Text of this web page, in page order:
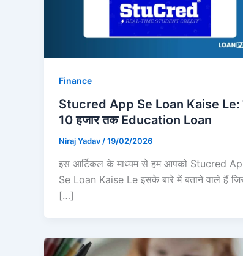
Finance
Stucred App Se Loan Kaise Le:
10 हजार तक Education Loan
Niraj Yadav /19/02/2026
इस आर्टिकल के माध्यम से हम आपको Stucred
Se Loan Kaise Le इसके बारे में बताने वाले हैं
[…]